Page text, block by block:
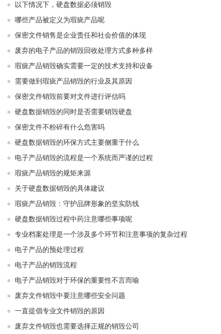
以下情况下，硬盘数据必须销毁
哪些产品被定义为瑕疵产品呢
保密文件销售是企业责任和社会价值的体现
废弃的电子产品的销毁回收处理方式多种多样
瑕疵产品销毁确实需要一定的技术支持和设备
需要做到瑕疵产品销毁的行业及其原因
保密文件销毁前要对文件进行评估吗
硬盘数据销毁的同时是否需要销毁硬盘
保密文件不粉碎有什么危害吗
硬盘数据销毁的环保方式主要侧重于什么
电子产品销毁的流程是一个系统而严谨的过程
瑕疵产品销毁的规矩来源
关于硬盘数据销毁的具体建议
瑕疵产品销毁：守护品牌形象的坚实防线
硬盘数据销毁过程中药注意哪些事项呢
专业档案处理是一个涉及多个环节和注意事项的复杂过程
电子产品的预处理过程
电子产品的销毁流程
电子产品销毁对于环保的重要性不言而喻
废弃文件销毁中要注意哪些安全问题
一直提倡专业文件销毁的原因
废弃文件销毁也需要选择正规的销毁公司